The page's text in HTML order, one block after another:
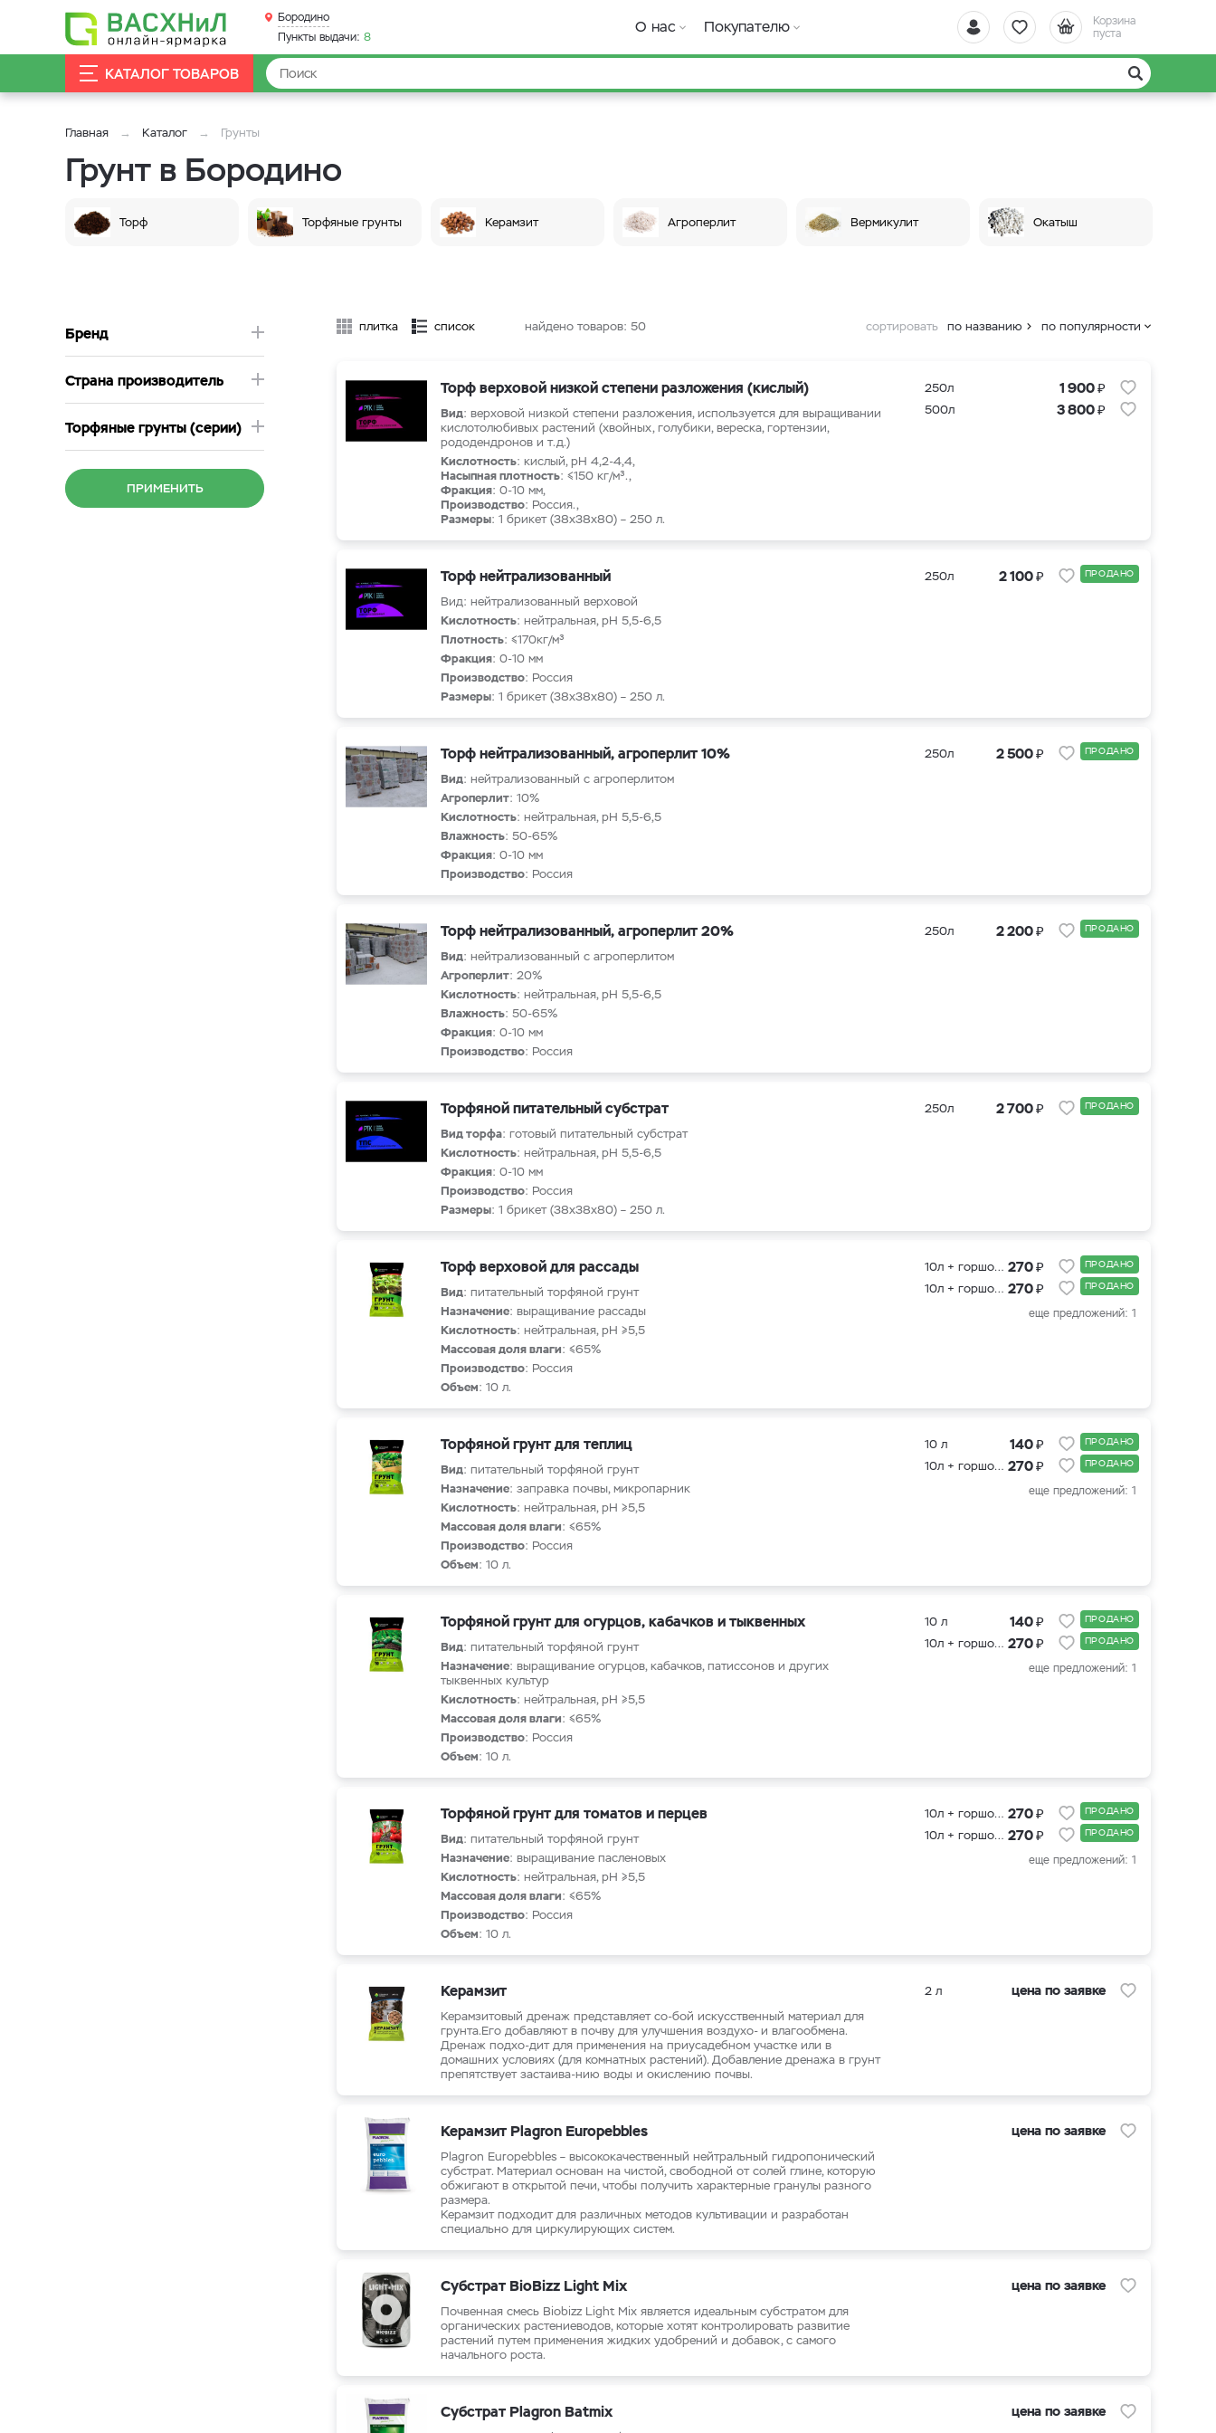
Корзина
пуста
Бородино
Пункты выдачи: 8
О нас Покупателю
КАТАЛОГ ТОВАРОВ
Главная Каталог Грунты
Грунт в Бородино
Торф Торфяные грунты Керамзит Агроперлит Вермикулит Окатыш
Бренд
Страна производитель
Торфяные грунты (серии)
ПРИМЕНИТЬ
плитка список найдено товаров: 50 сортировать по названию по популярности
Торф верховой низкой степени разложения (кислый)
Вид: верховой низкой степени разложения, используется для выращивании
кислотолюбивых растений (хвойных, голубики, вереска, гортензии,
рододендронов и т.д.)
Кислотность: кислый, рН 4,2-4,4,
Насыпная плотность: ≤150 кг/м³.,
Фракция: 0-10 мм,
Производство: Россия.,
Размеры: 1 брикет (38x38x80) – 250 л.
250л 1 900₽
500л 3 800₽
Торф нейтрализованный
Вид: нейтрализованный верховой
Кислотность: нейтральная, рН 5,5-6,5
Плотность: ≤170кг/м³
Фракция: 0-10 мм
Производство: Россия
Размеры: 1 брикет (38x38x80) – 250 л.
250л 2 100₽ ПРОДАНО
Торф нейтрализованный, агроперлит 10%
Вид: нейтрализованный с агроперлитом
Агроперлит: 10%
Кислотность: нейтральная, рН 5,5-6,5
Влажность: 50-65%
Фракция: 0-10 мм
Производство: Россия
250л 2 500₽ ПРОДАНО
Торф нейтрализованный, агроперлит 20%
Вид: нейтрализованный с агроперлитом
Агроперлит: 20%
Кислотность: нейтральная, рН 5,5-6,5
Влажность: 50-65%
Фракция: 0-10 мм
Производство: Россия
250л 2 200₽ ПРОДАНО
Торфяной питательный субстрат
Вид торфа: готовый питательный субстрат
Кислотность: нейтральная, рН 5,5-6,5
Фракция: 0-10 мм
Производство: Россия
Размеры: 1 брикет (38x38x80) – 250 л.
250л 2 700₽ ПРОДАНО
Торф верховой для рассады
Вид: питательный торфяной грунт
Назначение: выращивание рассады
Кислотность: нейтральная, рН ≥5,5
Массовая доля влаги: ≤65%
Производство: Россия
Объем: 10 л.
10л + горшок 0,4 л, 20 шт. 270₽ ПРОДАНО
10л + горшок 0,5 л, 20 шт. 270₽ ПРОДАНО
еще предложений: 1
Торфяной грунт для теплиц
Вид: питательный торфяной грунт
Назначение: заправка почвы, микропарник
Кислотность: нейтральная, рН ≥5,5
Массовая доля влаги: ≤65%
Производство: Россия
Объем: 10 л.
10 л 140₽ ПРОДАНО
10л + горшок 0,4 л, 20 шт. 270₽ ПРОДАНО
еще предложений: 1
Торфяной грунт для огурцов, кабачков и тыквенных
Вид: питательный торфяной грунт
Назначение: выращивание огурцов, кабачков, патиссонов и других
тыквенных культур
Кислотность: нейтральная, рН ≥5,5
Массовая доля влаги: ≤65%
Производство: Россия
Объем: 10 л.
10 л 140₽ ПРОДАНО
10л + горшок 0,5 л, 20 шт. 270₽ ПРОДАНО
еще предложений: 1
Торфяной грунт для томатов и перцев
Вид: питательный торфяной грунт
Назначение: выращивание пасленовых
Кислотность: нейтральная, рН ≥5,5
Массовая доля влаги: ≤65%
Производство: Россия
Объем: 10 л.
10л + горшок 0,4 л, 20 шт. 270₽ ПРОДАНО
10л + горшок 0,5 л, 20 шт. 270₽ ПРОДАНО
еще предложений: 1
Керамзит
Керамзитовый дренаж представляет со-бой искусственный материал для
грунта.Его добавляют в почву для улучшения воздухо- и влагообмена.
Дренаж подхо-дит для применения на приусадебном участке или в
домашних условиях (для комнатных растений). Добавление дренажа в грунт
препятствует застаива-нию воды и окислению почвы.
2 л цена по заявке
Керамзит Plagron Europebbles
Plagron Europebbles – высококачественный нейтральный гидропонический
субстрат. Материал основан на чистой, свободной от солей глине, которую
обжигают в открытой печи, чтобы получить характерные гранулы разного
размера.
Керамзит подходит для различных методов культивации и разработан
специально для циркулирующих систем.
цена по заявке
Субстрат BioBizz Light Mix
Почвенная смесь Biobizz Light Mix является идеальным субстратом для
органических растениеводов, которые хотят контролировать развитие
растений путем применения жидких удобрений и добавок, с самого
начального роста.
цена по заявке
Субстрат Plagron Batmix цена по заявке